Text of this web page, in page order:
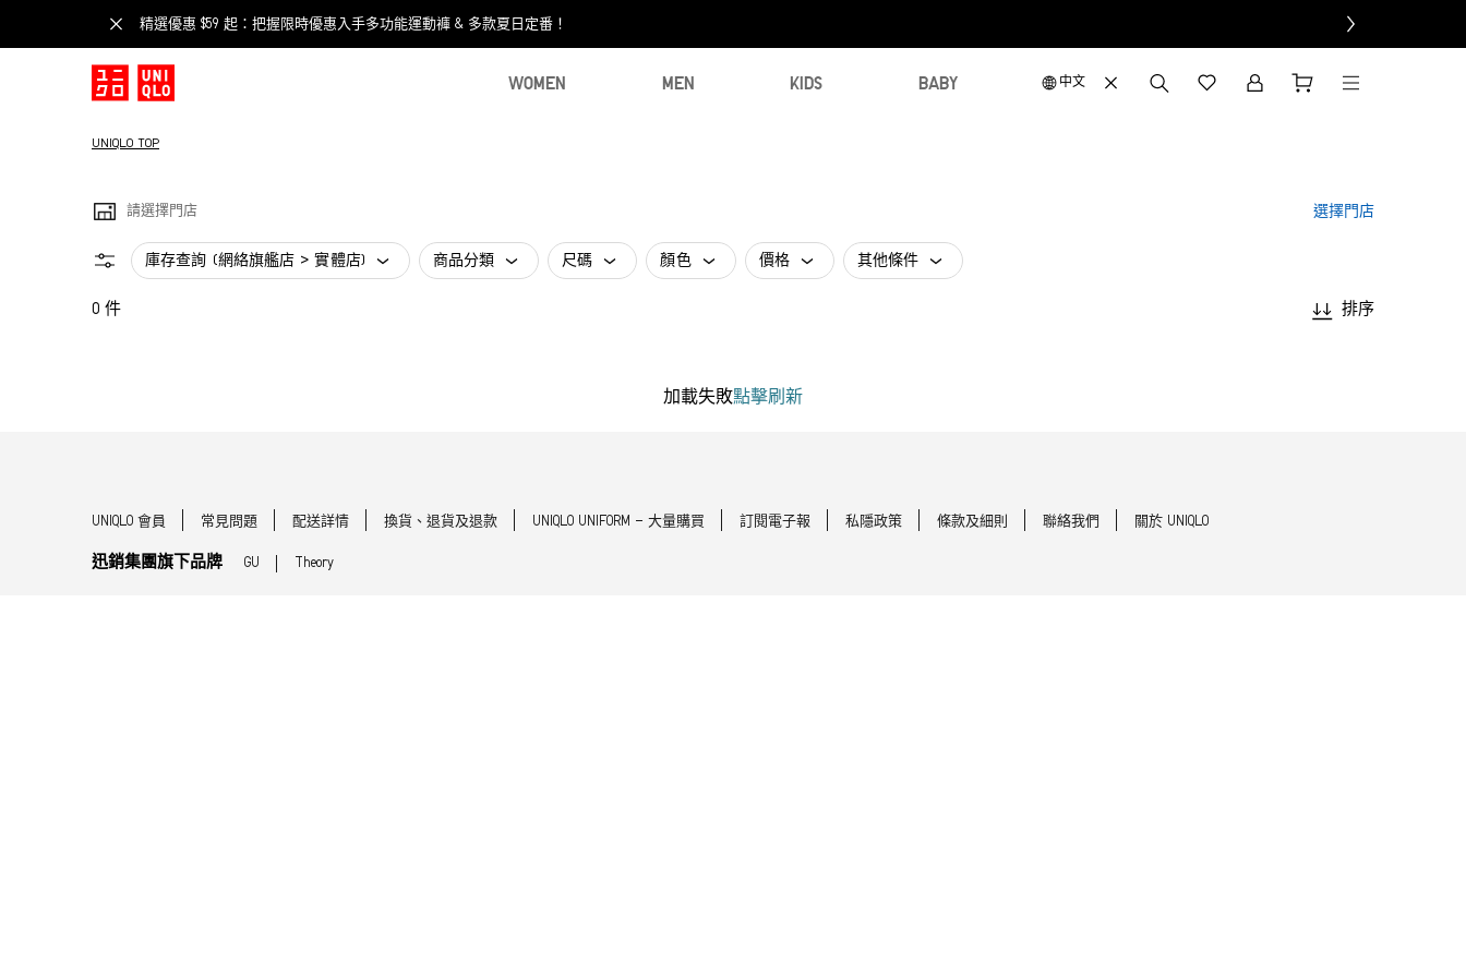
精選優惠 $59 起：把握限時優惠入手多功能運動褲 & 多款夏日定番！​
WOMEN MEN KIDS BABY 中文
UNIQLO TOP
請選擇門店 選擇門店
庫存查詢 (網絡旗艦店 > 實體店) 商品分類 尺碼 顏色 價格 其他條件
0 件 排序
加載失敗點擊刷新
UNIQLO 會員 常見問題 配送詳情 換貨、退貨及退款 UNIQLO UNIFORM - 大量購買 訂閱電子報 私隱政策 條款及細則 聯絡我們 關於 UNIQLO
迅銷集團旗下品牌 GU Theory